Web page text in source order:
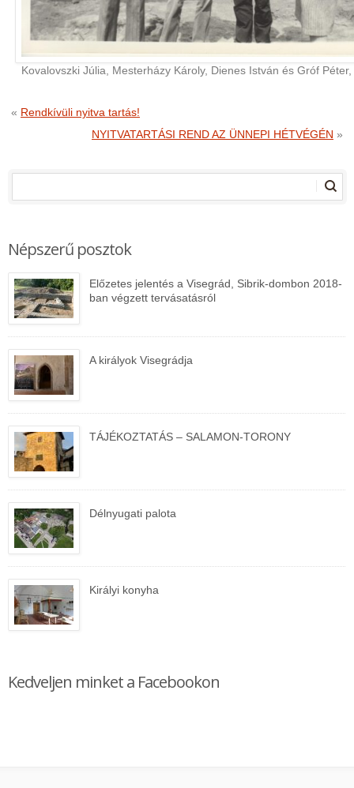
Kovalovszki Júlia, Mesterházy Károly, Dienes István és Gróf
« Rendkívüli nyitva tartás!
NYITVATARTÁSI REND AZ ÜNNEPI HÉTVÉGÉN »
Népszerű posztok
Előzetes jelentés a Visegrád, Sibrik-dombon 2018-
ban végzett tervásatásról
A királyok Visegrádja
TÁJÉKOZTATÁS – SALAMON-TORONY
Délnyugati palota
Királyi konyha
Kedveljen minket a Facebookon